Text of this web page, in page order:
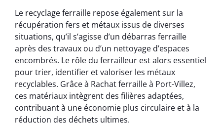
Le recyclage ferraille repose également sur la
récupération fers et métaux issus de diverses
situations, qu’il s’agisse d’un débarras ferraille
après des travaux ou d’un nettoyage d’espaces
encombrés. Le rôle du ferrailleur est alors essentiel
pour trier, identifier et valoriser les métaux
recyclables. Grâce à Rachat ferraille à Port-Villez,
ces matériaux intègrent des filières adaptées,
contribuant à une économie plus circulaire et à la
réduction des déchets ultimes.